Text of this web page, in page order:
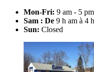
Mon-Fri: 9 am - 5 pm
Sam : De 9 h am à 4
Sun: Closed